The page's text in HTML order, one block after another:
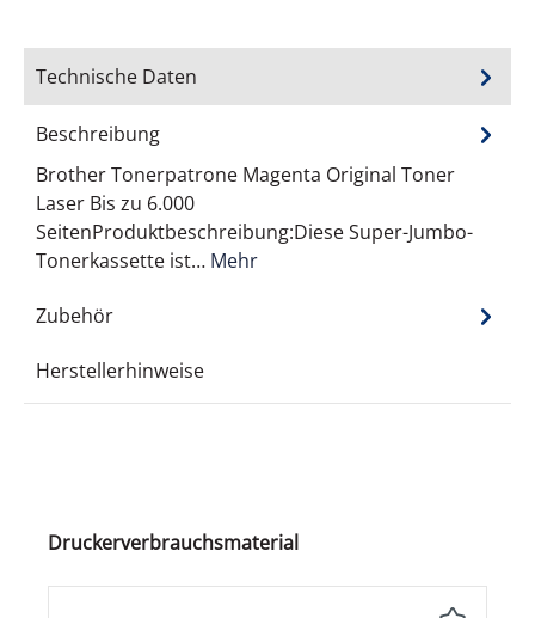
Technische Daten
Beschreibung
Brother Tonerpatrone Magenta Original Toner
Laser Bis zu 6.000
SeitenProduktbeschreibung:Diese Super-Jumbo-
Tonerkassette ist… Mehr
Zubehör
Herstellerhinweise
Produktgalerie überspringen
Druckerverbrauchsmaterial